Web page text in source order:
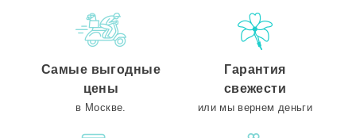
Самые выгодные
цены
в Москве.
Гарантия
свежести
или мы вернем деньги